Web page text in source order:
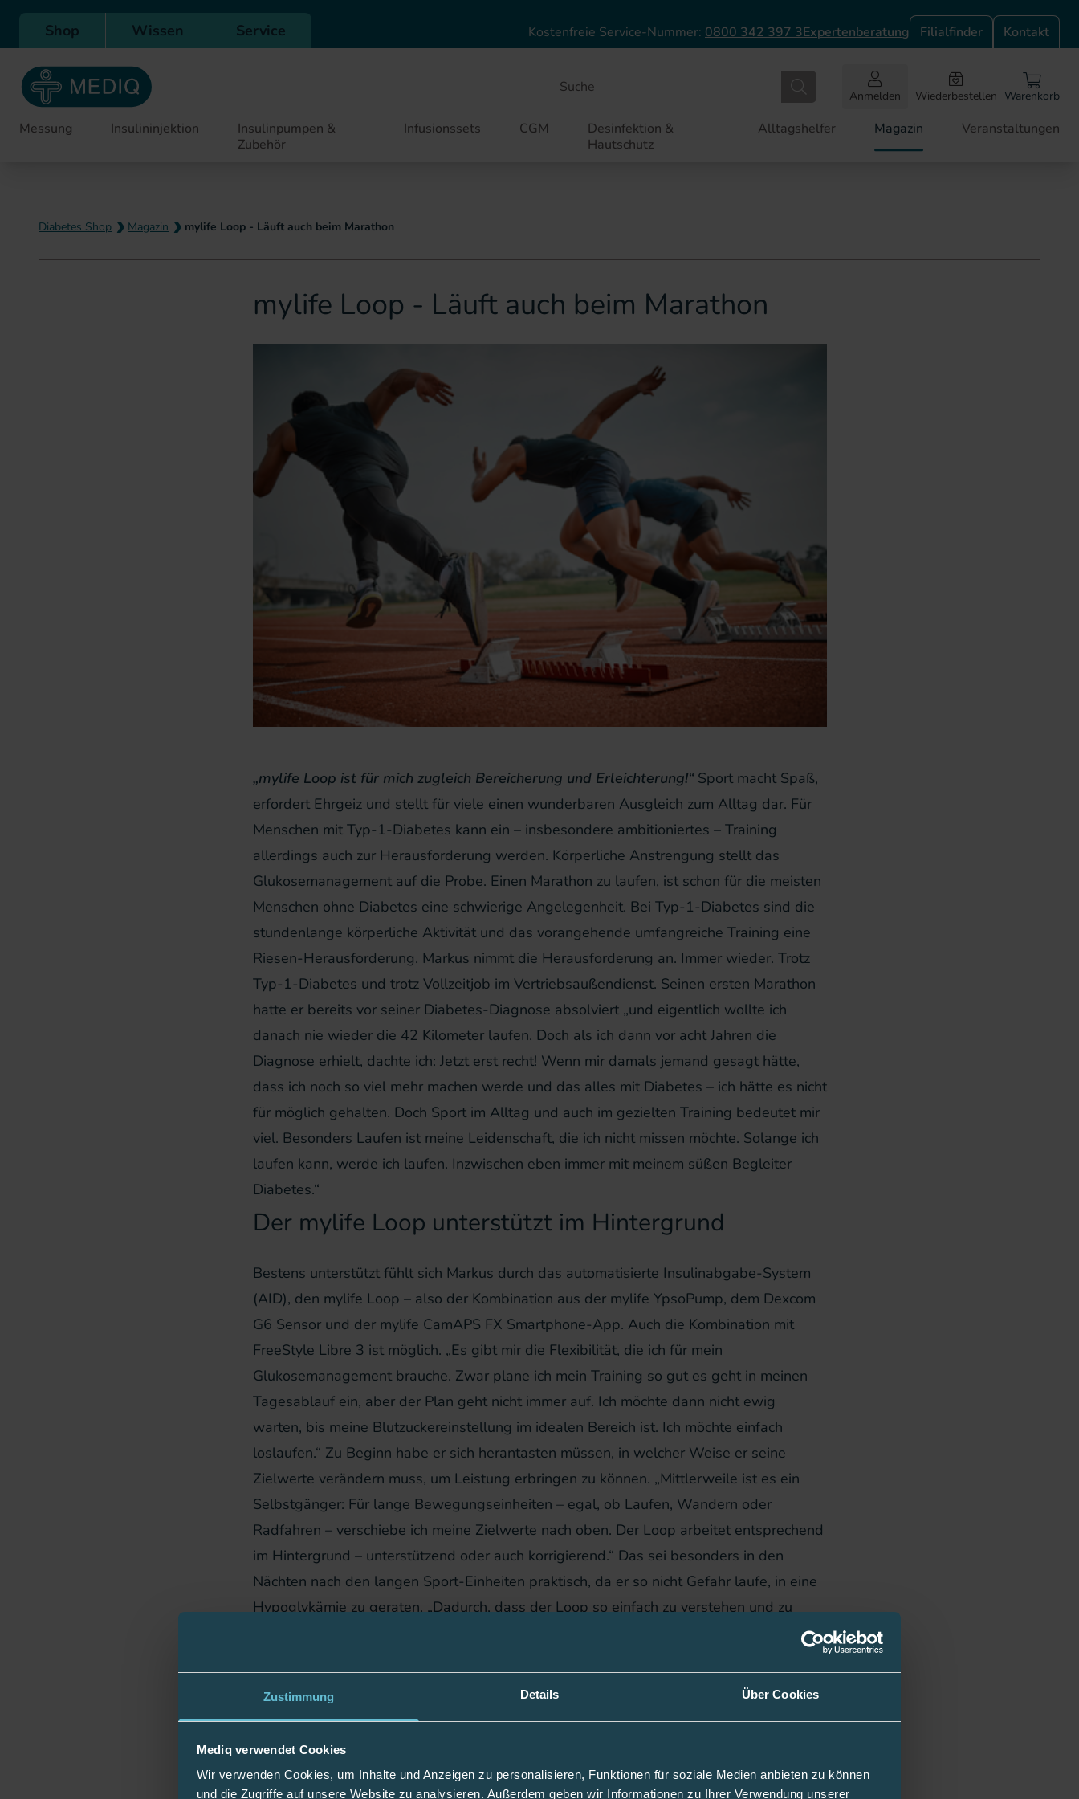
Zustimmung Details Über Cookies
Mediq verwendet Cookies
Wir verwenden Cookies, um Inhalte und Anzeigen zu personalisieren, Funktionen für soziale Medien anbieten zu können
und die Zugriffe auf unsere Website zu analysieren. Außerdem geben wir Informationen zu Ihrer Verwendung unserer
Direkt zur Hauptnavigation
Shop Wissen Service Kostenfreie Service-Nummer: 0800 342 397 3Expertenberatung Filialfinder Kontakt
Suche
Anmelden Wiederbestellen Warenkorb
Messung Insulininjektion
Insulinpumpen &
Zubehör
Infusionssets CGM
Desinfektion &
Hautschutz
Alltagshelfer Magazin Veranstaltungen
Diabetes Shop Magazin mylife Loop - Läuft auch beim Marathon
mylife Loop - Läuft auch beim Marathon
„mylife Loop ist für mich zugleich Bereicherung und Erleichterung!“ Sport macht Spaß,
erfordert Ehrgeiz und stellt für viele einen wunderbaren Ausgleich zum Alltag dar. Für
Menschen mit Typ-1-Diabetes kann ein – insbesondere ambitioniertes – Training
allerdings auch zur Herausforderung werden. Körperliche Anstrengung stellt das
Glukosemanagement auf die Probe. Einen Marathon zu laufen, ist schon für die meisten
Menschen ohne Diabetes eine schwierige Angelegenheit. Bei Typ-1-Diabetes sind die
stundenlange körperliche Aktivität und das vorangehende umfangreiche Training eine
Riesen-Herausforderung. Markus nimmt die Herausforderung an. Immer wieder. Trotz
Typ-1-Diabetes und trotz Vollzeitjob im Vertriebsaußendienst. Seinen ersten Marathon
hatte er bereits vor seiner Diabetes-Diagnose absolviert „und eigentlich wollte ich
danach nie wieder die 42 Kilometer laufen. Doch als ich dann vor acht Jahren die
Diagnose erhielt, dachte ich: Jetzt erst recht! Wenn mir damals jemand gesagt hätte,
dass ich noch so viel mehr machen werde und das alles mit Diabetes – ich hätte es nicht
für möglich gehalten. Doch Sport im Alltag und auch im gezielten Training bedeutet mir
viel. Besonders Laufen ist meine Leidenschaft, die ich nicht missen möchte. Solange ich
laufen kann, werde ich laufen. Inzwischen eben immer mit meinem süßen Begleiter
Diabetes.“
Der mylife Loop unterstützt im Hintergrund
Bestens unterstützt fühlt sich Markus durch das automatisierte Insulinabgabe-System
(AID), den mylife Loop – also der Kombination aus der mylife YpsoPump, dem Dexcom
G6 Sensor und der mylife CamAPS FX Smartphone-App. Auch die Kombination mit
FreeStyle Libre 3 ist möglich. „Es gibt mir die Flexibilität, die ich für mein
Glukosemanagement brauche. Zwar plane ich mein Training so gut es geht in meinen
Tagesablauf ein, aber der Plan geht nicht immer auf. Ich möchte dann nicht ewig
warten, bis meine Blutzuckereinstellung im idealen Bereich ist. Ich möchte einfach
loslaufen.“ Zu Beginn habe er sich herantasten müssen, in welcher Weise er seine
Zielwerte verändern muss, um Leistung erbringen zu können. „Mittlerweile ist es ein
Selbstgänger: Für lange Bewegungseinheiten – egal, ob Laufen, Wandern oder
Radfahren – verschiebe ich meine Zielwerte nach oben. Der Loop arbeitet entsprechend
im Hintergrund – unterstützend oder auch korrigierend.“ Das sei besonders in den
Nächten nach den langen Sport-Einheiten praktisch, da er so nicht Gefahr laufe, in eine
Hypoglykämie zu geraten. „Dadurch, dass der Loop so einfach zu verstehen und zu
dass es immer wieder neue Vorhaben gibt. Das nächste Ziel: einen Marathon in unter
drei Stunden zu schaffen. Sein größtes nicht messbares Ziel sei es zudem, möglichst
allgemein besseres Wohlbefinden.“